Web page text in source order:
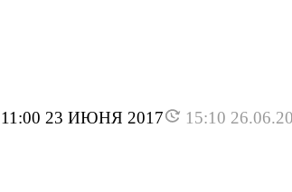
11:00 23 ИЮНЯ 2017 15:10